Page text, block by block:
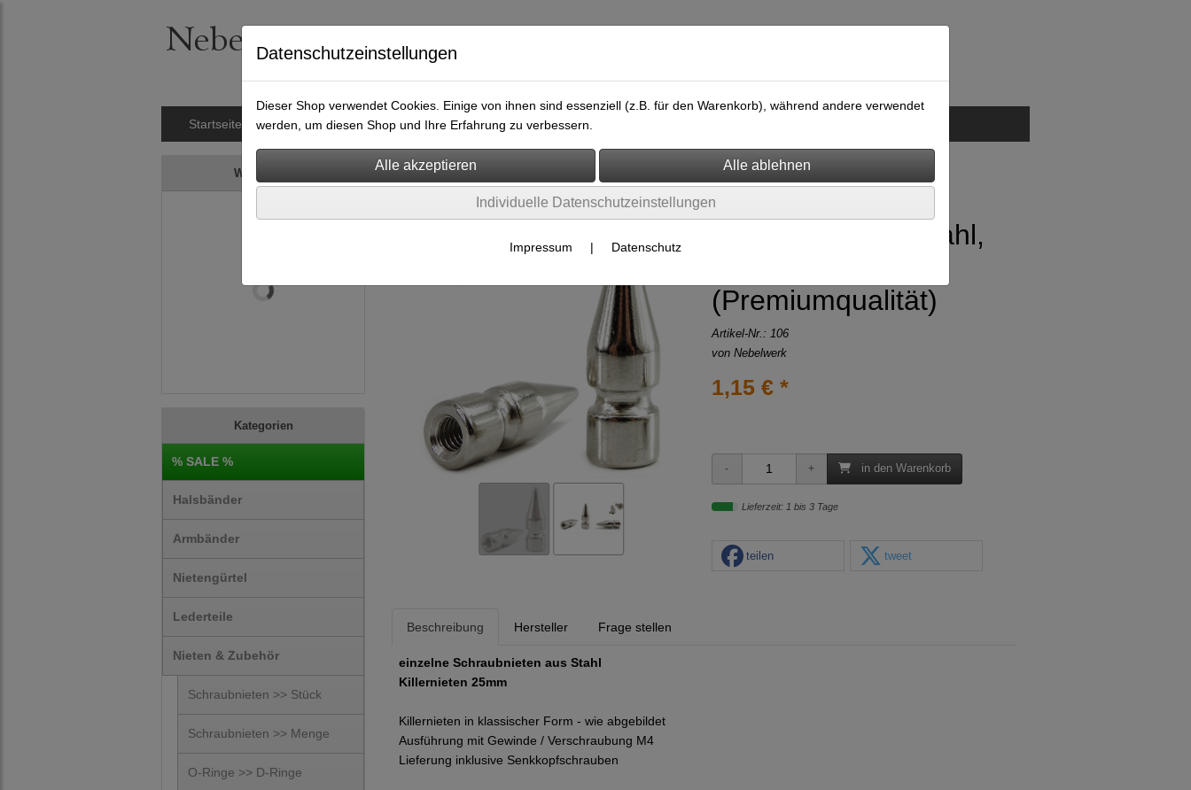
Startseite Nietengürtel Halsbänder Armbänder Lederteile
Warenkorb
Kategorien
% SALE %
Halsbänder
Armbänder
Nietengürtel
Lederteile
Nieten & Zubehör
Schraubnieten >> Stück
Schraubnieten >> Menge
O-Ringe >> D-Ringe
Nieten & Zubehör
Schraubnieten, Stahl,
(Premiumqualität)
Artikel-Nr.: 106
von Nebelwerk
1,15 € *
in den Warenkorb
Lieferzeit: 1 bis 3 Tage
teilen tweet
Beschreibung Hersteller Frage stellen
einzelne Schraubnieten aus Stahl
Killernieten 25mm
Killernieten in klassischer Form - wie abgebildet
Ausführung mit Gewinde / Verschraubung M4
Lieferung inklusive Senkkopfschrauben
Datenschutzeinstellungen
Dieser Shop verwendet Cookies. Einige von ihnen sind essenziell (z.B. für den Warenkorb), während andere verwendet
werden, um diesen Shop und Ihre Erfahrung zu verbessern.
Individuelle Datenschutzeinstellungen
Impressum | Datenschutz